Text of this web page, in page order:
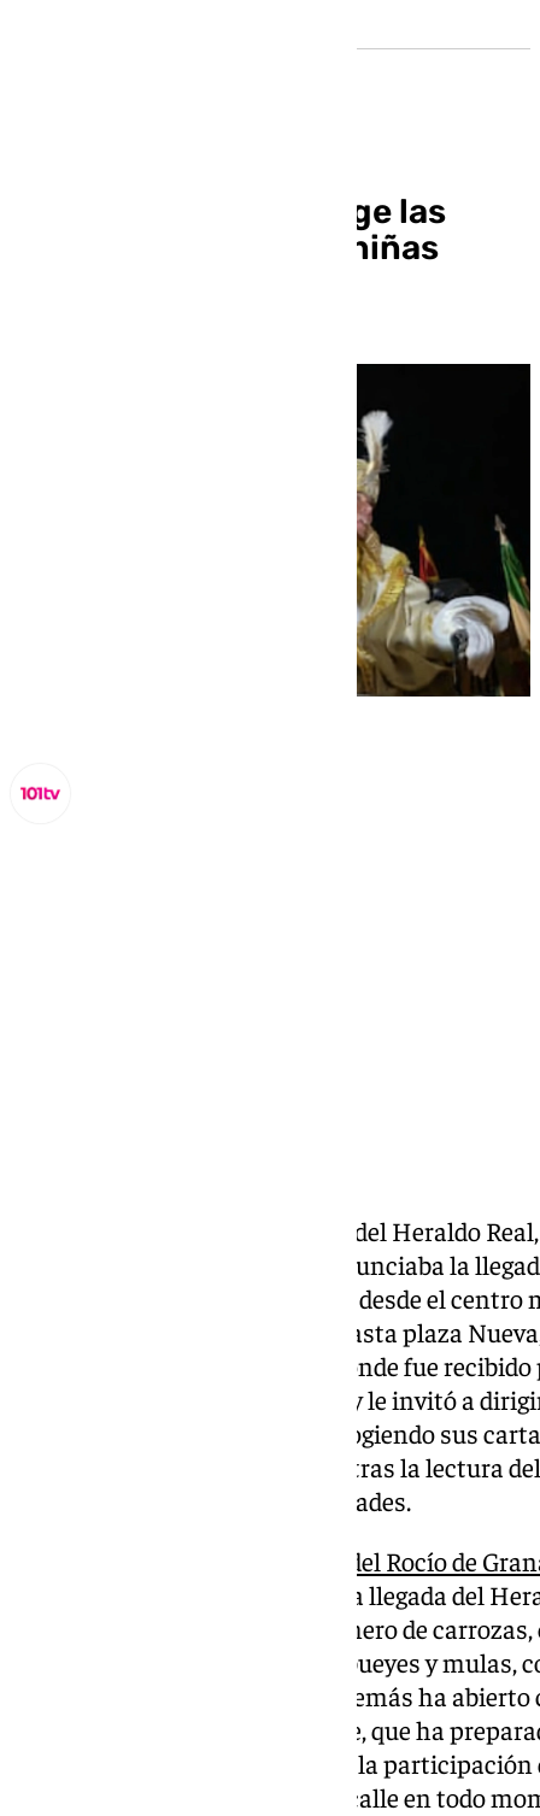
El Emisario Real recoge las
cartas de los niños y niñas
Sobre las 18:00 horas el cortejo del Heraldo
anterior y 400 participantes anunciaba la
Oriente a la Ciudad de Granada, desde el
sus pasos, para encaminarse hasta plaza
finalmente el Ayuntamiento, donde fue
, en la plaza del Carmen y le invitó a
congregados, tras haber ido recogiendo sus
recogiendo la llave de la ciudad tras la lectura
edil, para la visita de sus Majestades.
Hermandad del Rocío de
frente, Alfredo Alcalde Cuerva, la llegada del
cortejo que amplía tanto el número de
carros artesanales tirados por bueyes y mulas,
caballo, hasta un total de 16. Además ha
Nuestro Padre Jesús del Rescate, que ha
navideño, y que ha contado con la
encargado de amenizar el pasacalle en todo